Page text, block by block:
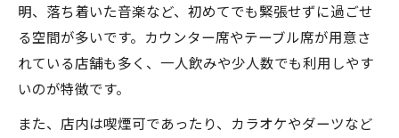
明、落ち着いた音楽など、初めてでも緊張せずに過ごせ
る空間が多いです。カウンター席やテーブル席が用意さ
れている店舗も多く、一人飲みや少人数でも利用しやす
いのが特徴です。
また、店内は喫煙可であったり、カラオケやダーツなど